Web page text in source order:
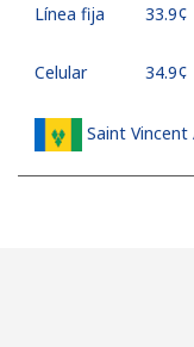
Línea fija ⁦33.9¢⁩
Celular ⁦34.9¢⁩
Saint Vincent